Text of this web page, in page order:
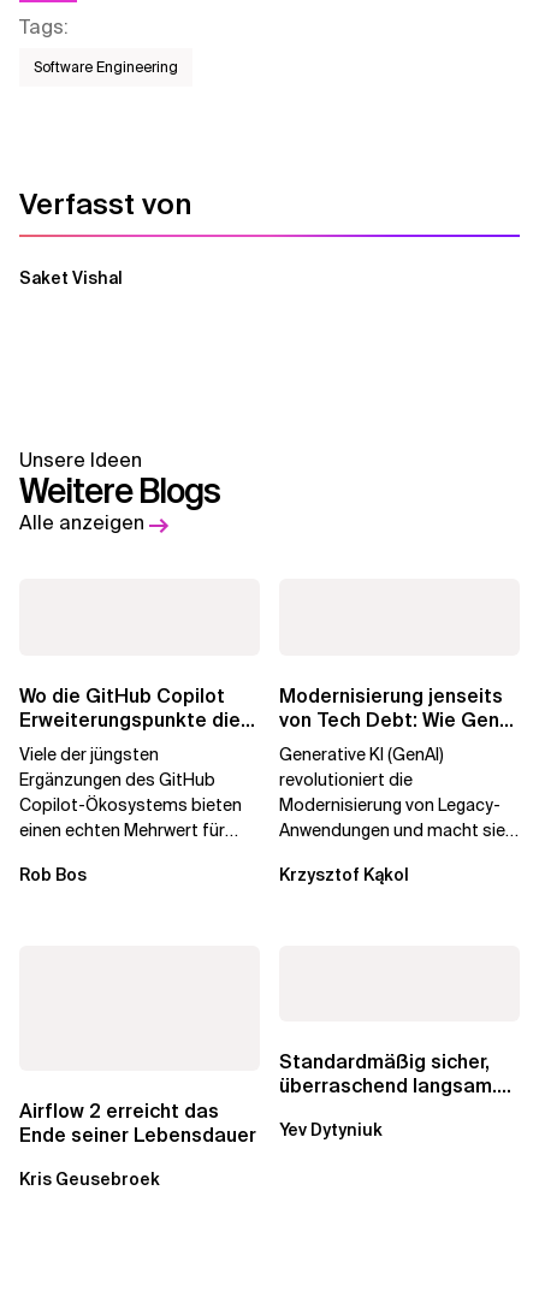
Tags:
Software Engineering
Verfasst von
Saket Vishal
Unsere Ideen
Weitere Blogs
Alle anzeigen
Wo die GitHub Copilot
Erweiterungspunkte die
Governance brechen
Viele der jüngsten
Ergänzungen des GitHub
Copilot-Ökosystems bieten
einen echten Mehrwert für
aber auch die...
Rob Bos
Modernisierung jenseits
von Tech Debt: Wie GenAI
die
Generative KI (GenAI)
revolutioniert die
Modernisierung von Legacy-
Anwendungen und macht sie
Durch die Automatisierung...
Krzysztof Kąkol
Airflow 2 erreicht das
Ende seiner Lebensdauer
Kris Geusebroek
Standardmäßig sicher,
überraschend langsam.
über die RDS...
Yev Dytyniuk